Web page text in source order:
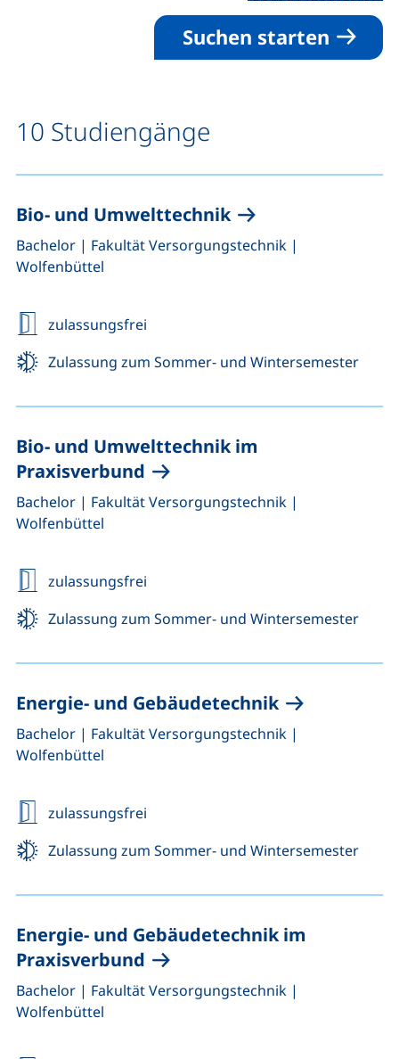
Suchen starten
10 Studiengänge
Bio- und Umwelttechnik
Bachelor, | Fakultät Versorgungstechnik |
Wolfenbüttel
zulassungsfrei
Zulassung zum Sommer- und Wintersemester
Bio- und Umwelttechnik im
Praxisverbund
Bachelor, | Fakultät Versorgungstechnik |
Wolfenbüttel
zulassungsfrei
Zulassung zum Sommer- und Wintersemester
Energie- und Gebäudetechnik
Bachelor, | Fakultät Versorgungstechnik |
Wolfenbüttel
zulassungsfrei
Zulassung zum Sommer- und Wintersemester
Energie- und Gebäudetechnik im
Praxisverbund
Bachelor, | Fakultät Versorgungstechnik |
Wolfenbüttel